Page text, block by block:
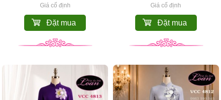
Giá cố định
Đặt mua
Giá cố định
Đặt mua